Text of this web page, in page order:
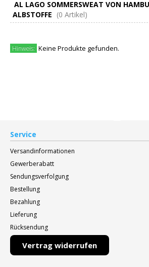
MARKEN
*NEU*
GUTSCHEINE
AL LAGO SOMMERSWEAT VON
ALBSTOFFE (0 Artikel)
Hinweis: Keine Produkte gefunden.
Service
Versandinformationen
Gewerberabatt
Sendungsverfolgung
Bestellung
Bezahlung
Lieferung
Rücksendung
Vertrag widerrufen